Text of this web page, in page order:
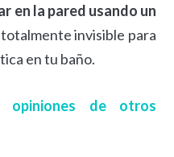
en la pared usando un
invisible para
en tu baño.
opiniones de otros